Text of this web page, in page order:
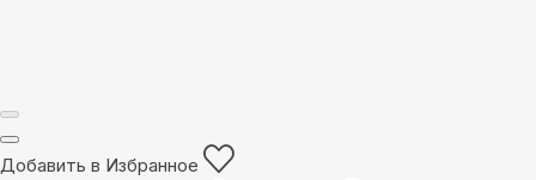
Добавить в Избранное